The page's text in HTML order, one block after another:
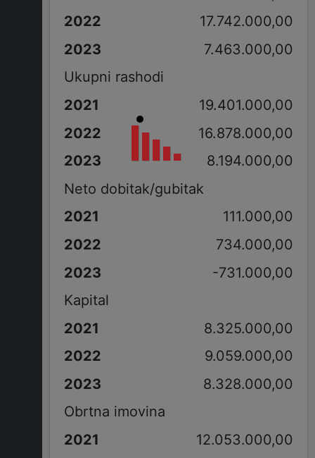
17.742.000,00
7.463.000,00
Ukupni rashodi
19.401.000,00
16.878.000,00
8.194.000,00
Neto dobitak/gubitak
111.000,00
734.000,00
-731.000,00
Kapital
8.325.000,00
9.059.000,00
8.328.000,00
Obrtna imovina
12.053.000,00